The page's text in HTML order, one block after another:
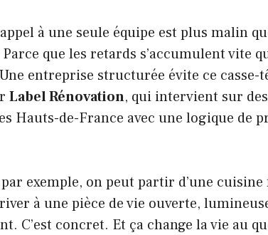
à une seule équipe est plus malin
que les retards s’accumulent vite
entreprise structurée évite ce casse-
Label Rénovation, qui intervient sur
Hauts-de-France avec une logique de
exemple, on peut partir d’une cuisine
à une pièce de vie ouverte,
C’est concret. Et ça change la vie au